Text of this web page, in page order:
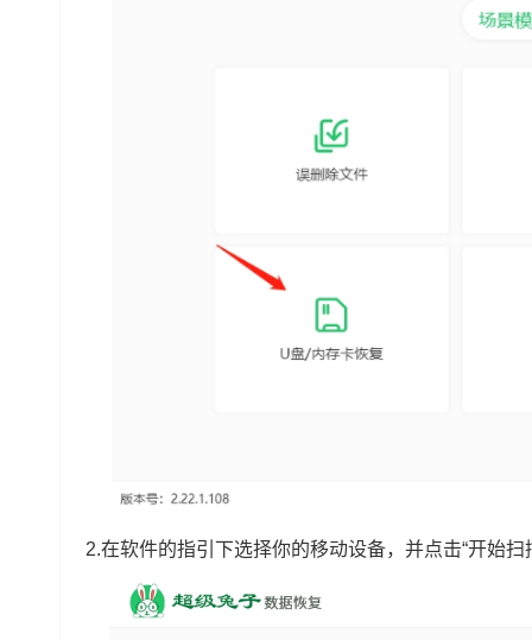
2.在软件的指引下选择你的移动设备，并点击“开始